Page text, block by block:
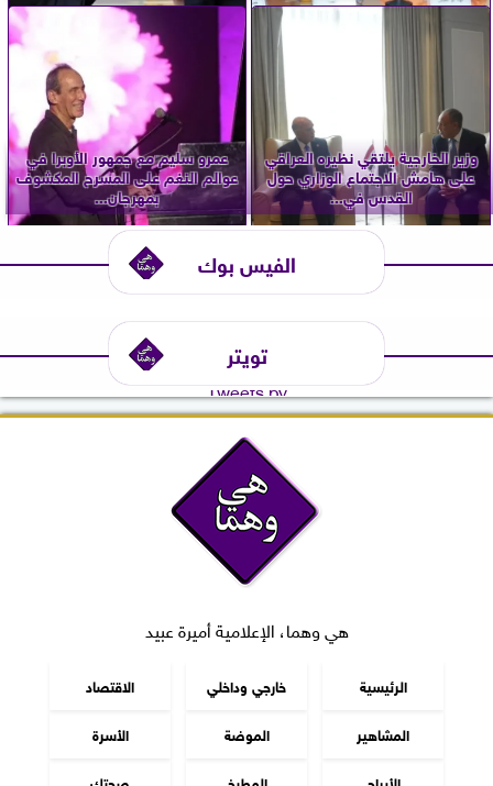
وزير الخارجية يلتقي نظيره العراقي
على هامش الاجتماع الوزاري حول
القدس في...
عمرو سليم مع جمهور الأوبرا في
عوالم النغم على المسرح المكشوف
بمهرجان...
الفيس بوك
تويتر
Tweets by
هي وهما، الإعلامية أميرة عبيد
الرئيسية خارجي وداخلي
الاقتصاد
المشاهير
الموضة
الأسرة